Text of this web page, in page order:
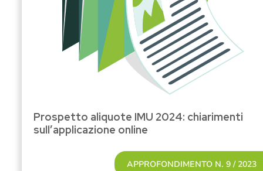
Prospetto aliquote IMU 2024: chiarimenti
sull’applicazione online
APPROFONDIMENTO N. 9 / 2023